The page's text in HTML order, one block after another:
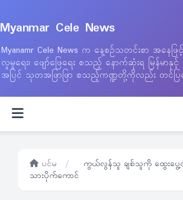
Myanmar Cele News
Myanamr Cele News က နေ့စဉ်သတင်းစာ အနေဖြင့် နို
လူမှုရေး၊ ဖျော်ဖြေရေး စသည့် နောက်ဆုံးရ မြန်မာနှ
အပြင် သုတအဖြာဖြာ စသည့်ကဏ္ဍတို့ကိုလည်း တင်ပြပ
ပင်မ /
ကွယ်လွန်သူ ချစ်သူကို ထွေးပွေ့ထ
သားပိုက်ကောင်